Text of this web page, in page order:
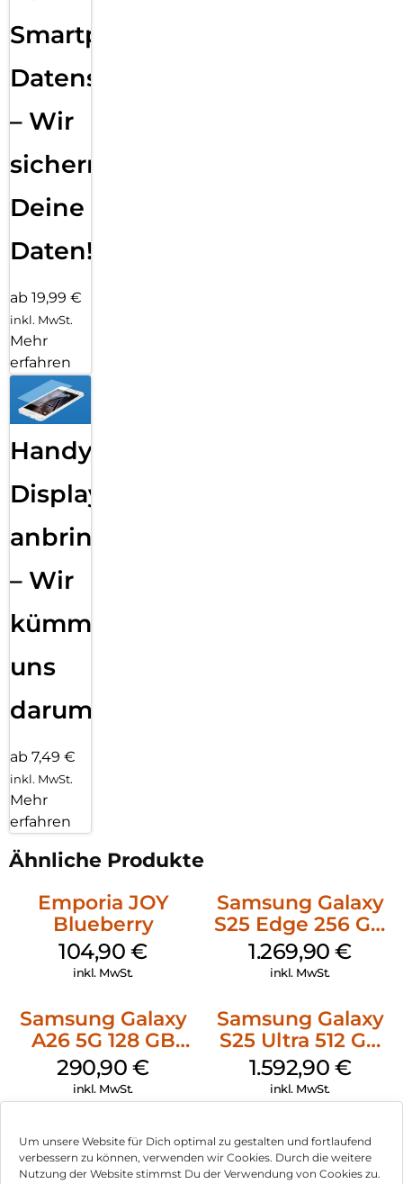
Um unsere Website für Dich optimal zu gestalten und fortlaufend
verbessern zu können, verwenden wir Cookies. Durch die weitere
Nutzung der Website stimmst Du der Verwendung von Cookies zu.
Smartphone
Datensicherung
– Wir
sichern
Deine
Daten!
ab 19,99 €
inkl. MwSt.
Mehr
erfahren
Handy
Displayfolie
anbringen
– Wir
kümmern
uns
darum!
ab 7,49 €
inkl. MwSt.
Mehr
erfahren
Ähnliche Produkte
Emporia JOY
Blueberry
104,90€
inkl. MwSt.
Samsung Galaxy
S25 Edge 256 GB
Titanium Silver
1.269,90€
inkl. MwSt.
Samsung Galaxy
A26 5G 128 GB
White
290,90€
inkl. MwSt.
Samsung Galaxy
S25 Ultra 512 GB
Titanium
Silverblue
1.592,90 €
inkl. MwSt.
Samsung Galaxy
S25 128 GB Mint
Nothing Phone
(3a) 256 GB Black